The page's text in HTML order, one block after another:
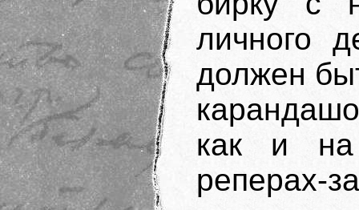
личного
должен
как и на
реперах-